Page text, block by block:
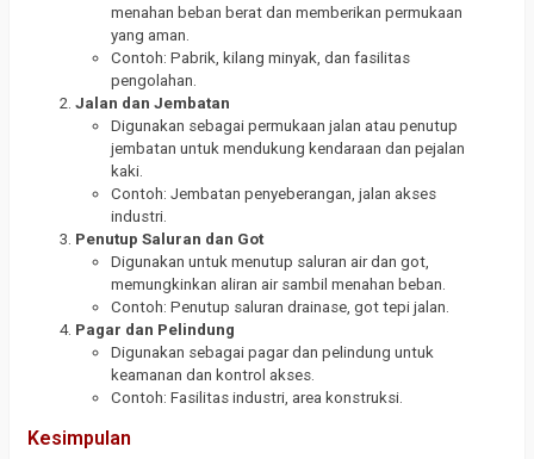
menahan beban berat dan memberikan permukaan
yang aman.
Contoh: Pabrik, kilang minyak, dan fasilitas
pengolahan.
Jalan dan Jembatan
Digunakan sebagai permukaan jalan atau penutup
jembatan untuk mendukung kendaraan dan pejalan
kaki.
Contoh: Jembatan penyeberangan, jalan akses
industri.
Penutup Saluran dan Got
Digunakan untuk menutup saluran air dan got,
memungkinkan aliran air sambil menahan beban.
Contoh: Penutup saluran drainase, got tepi jalan.
Pagar dan Pelindung
Digunakan sebagai pagar dan pelindung untuk
keamanan dan kontrol akses.
Contoh: Fasilitas industri, area konstruksi.
Kesimpulan